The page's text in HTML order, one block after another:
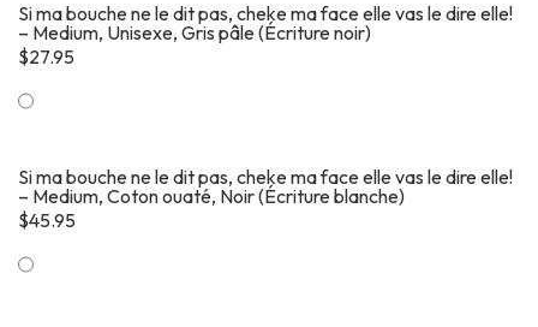
Si ma bouche ne le dit pas, cheke ma face elle vas le dire elle!
– Medium, Unisexe, Gris pâle (Écriture noir)
$27.95
Si ma bouche ne le dit pas, cheke ma face elle vas le dire elle!
– Medium, Coton ouaté, Noir (Écriture blanche)
$45.95